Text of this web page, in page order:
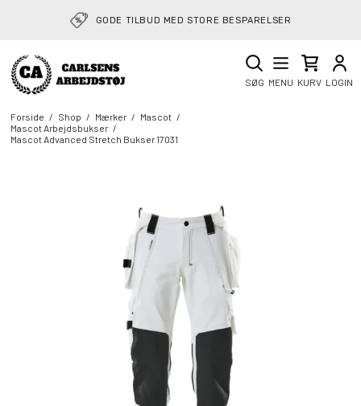
GODE TILBUD MED STORE BESPARELSER
RETURVAREGUIDE: NEMT AT SENDE RETUR
SØG MENU KURV LOGIN
Forside / Shop / Mærker / Mascot /
Mascot Arbejdsbukser /
Mascot Advanced Stretch Bukser 17031